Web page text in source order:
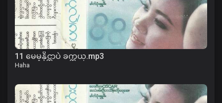
11 မေမ့နိုင္တာပဲ ခက္တယ္.mp3
Haha